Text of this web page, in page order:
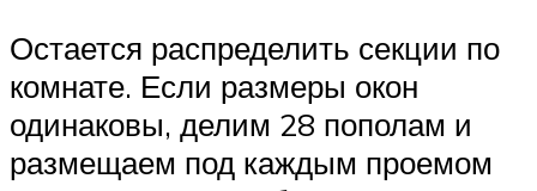
Остается распределить секции по
комнате. Если размеры окон
одинаковы, делим 28 пополам и
размещаем под каждым проемом